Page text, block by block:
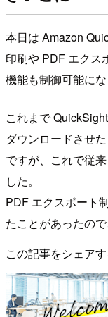
本日は Amazon
印刷や PDF エクス
機能も制御可能に
これまで
ダウンロードさせ
ですが、これで従
した。
PDF エクスポート
たことがあったの
この記事をシェア